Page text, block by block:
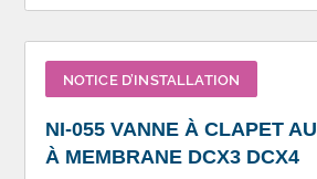
NOTICE D’INSTALLATION
NI-055 VANNE À CLAPET
À MEMBRANE DCX3 DCX4